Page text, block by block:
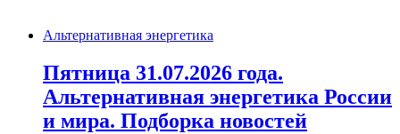
Альтернативная энергетика
Пятница 31.07.2026 года.
Альтернативная энергетика России
и мира. Подборка новостей